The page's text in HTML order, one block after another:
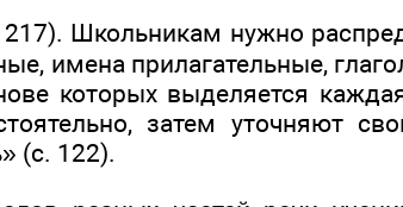
217). Школьникам нужно
имена прилагательные,
которых выделяется
затем уточняют
(с. 122).